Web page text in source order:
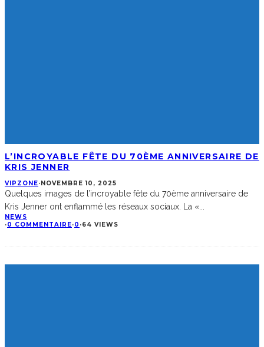
L’INCROYABLE FÊTE DU 70ÈME ANNIVERSAIRE DE
KRIS JENNER
VIPZONE·NOVEMBRE 10, 2025
Quelques images de l’incroyable fête du 70ème anniversaire de
Kris Jenner ont enflammé les réseaux sociaux. La «
NEWS
·0 COMMENTAIRE·0 ·64 VIEWS